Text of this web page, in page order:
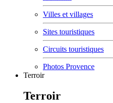
Villes et villages
Sites touristiques
Circuits touristiques
Photos Provence
Terroir
Terroir